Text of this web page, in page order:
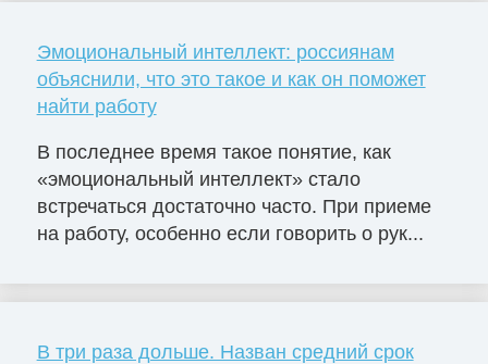
Эмоциональный интеллект: россиянам
объяснили, что это такое и как он поможет
найти работу
В последнее время такое понятие, как
«эмоциональный интеллект» стало
встречаться достаточно часто. При приеме
на работу, особенно если говорить о рук...
В три раза дольше. Назван средний срок